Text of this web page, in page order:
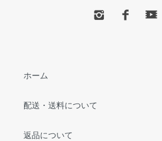
ホーム
配送・送料について
返品について